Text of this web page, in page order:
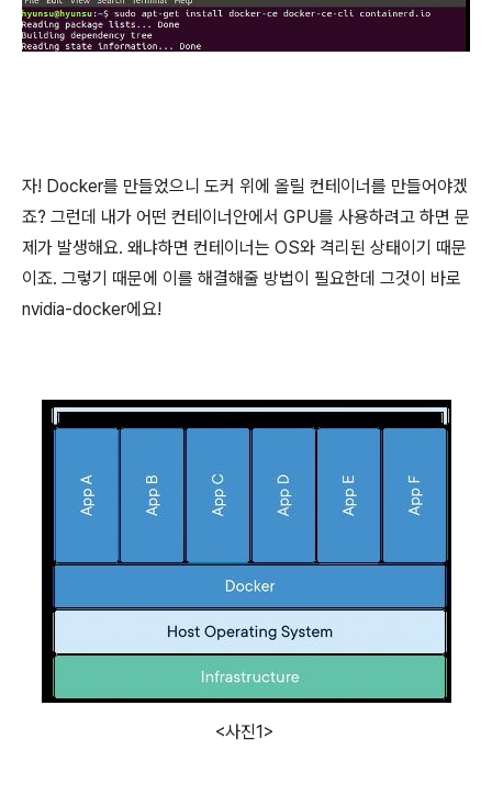
자! Docker를 만들었으니 도커 위에 올릴 컨테이너를 만들어야겠
죠? 그런데 내가 어떤 컨테이너안에서 GPU를 사용하려고 하면 문
제가 발생해요. 왜냐하면 컨테이너는 OS와 격리된 상태이기 때문
이죠. 그렇기 때문에 이를 해결해줄 방법이 필요한데 그것이 바로
nvidia-docker에요!
<사진1>